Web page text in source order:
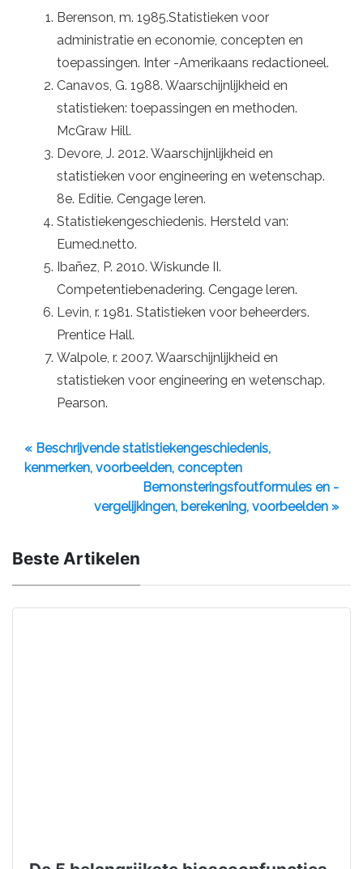
Berenson, m. 1985.Statistieken voor
administratie en economie, concepten en
toepassingen. Inter -Amerikaans redactioneel.
Canavos, G. 1988. Waarschijnlijkheid en
statistieken: toepassingen en methoden.
McGraw Hill.
Devore, J. 2012. Waarschijnlijkheid en
statistieken voor engineering en wetenschap.
8e. Editie. Cengage leren.
Statistiekengeschiedenis. Hersteld van:
Eumed.netto.
Ibañez, P. 2010. Wiskunde II.
Competentiebenadering. Cengage leren.
Levin, r. 1981. Statistieken voor beheerders.
Prentice Hall.
Walpole, r. 2007. Waarschijnlijkheid en
statistieken voor engineering en wetenschap.
Pearson.
« Beschrijvende statistiekengeschiedenis,
kenmerken, voorbeelden, concepten
Bemonsteringsfoutformules en -
vergelijkingen, berekening, voorbeelden »
Beste Artikelen